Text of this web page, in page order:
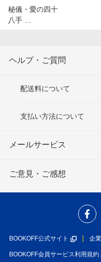
秘儀・愛の四十
八手 …
ヘルプ・ご質問
配送料について
支払い方法について
メールサービス
ご意見・ご感想
BOOKOFF公式サイト 企
BOOKOFF会員サービス利用規約